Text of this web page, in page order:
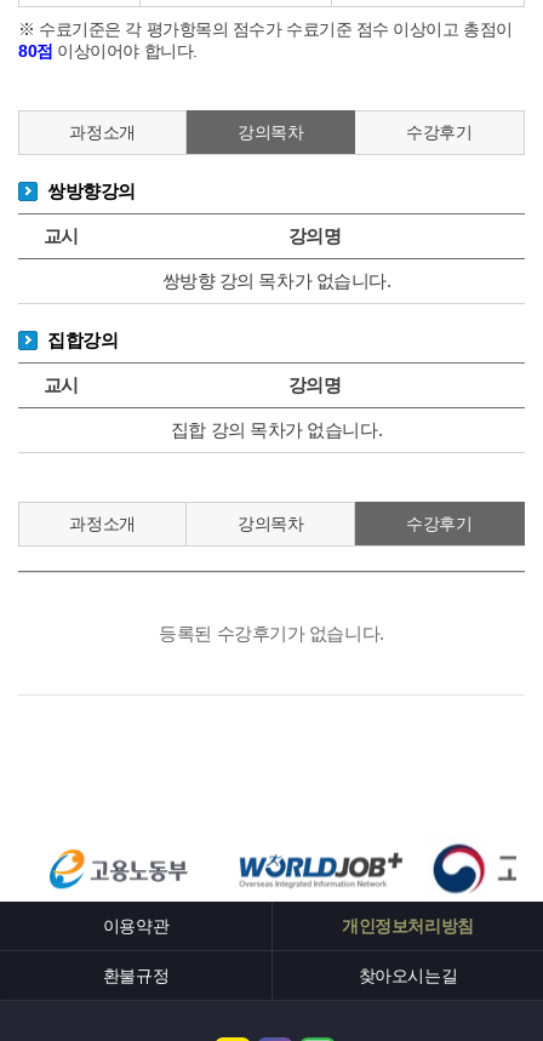
※ 수료기준은 각 평가항목의 점수가 수료기준 점수 이상이고 총점이
80점 이상이어야 합니다.
과정소개 강의목차 수강후기
쌍방향강의
교시 강의명
쌍방향 강의 목차가 없습니다.
집합강의
교시 강의명
집합 강의 목차가 없습니다.
과정소개 강의목차 수강후기
이용약관 개인정보처리방침
환불규정 찾아오시는길